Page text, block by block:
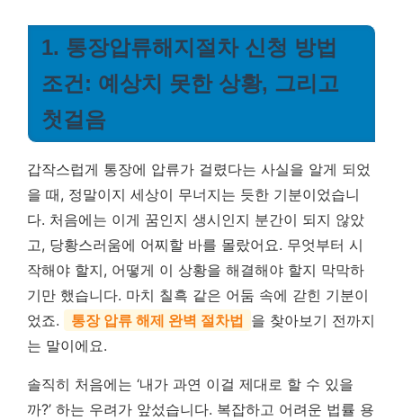
1. 통장압류해지절차 신청 방법
조건: 예상치 못한 상황, 그리고
첫걸음
갑작스럽게 통장에 압류가 걸렸다는 사실을 알게 되었
을 때, 정말이지 세상이 무너지는 듯한 기분이었습니
다. 처음에는 이게 꿈인지 생시인지 분간이 되지 않았
고, 당황스러움에 어찌할 바를 몰랐어요. 무엇부터 시
작해야 할지, 어떻게 이 상황을 해결해야 할지 막막하
기만 했습니다. 마치 칠흑 같은 어둠 속에 갇힌 기분이
었죠.
통장 압류 해제 완벽 절차법 을 찾아보기 전까지
는 말이에요.
솔직히 처음에는 ‘내가 과연 이걸 제대로 할 수 있을
까?’ 하는 우려가 앞섰습니다. 복잡하고 어려운 법률 용